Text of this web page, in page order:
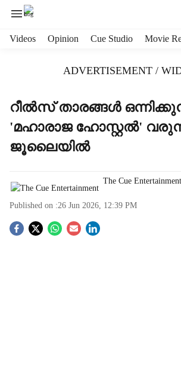
Videos Opinion Cue Studio Movie
ADVERTISEMENT /
റീല്‍സ് താരങ്ങള്‍
'മഹാരാജ ഹോസ്റ്റല്‍'
ജൂലൈയില്‍
The Cue Entertainment
Published on :26 Jun 2026, 12:39 PM
S